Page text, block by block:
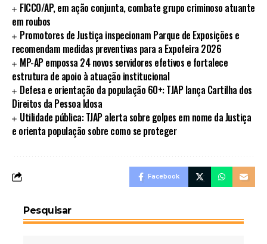
FICCO/AP, em ação conjunta, combate grupo criminoso atuante
em roubos
Promotores de Justiça inspecionam Parque de Exposições e
recomendam medidas preventivas para a Expofeira 2026
MP-AP empossa 24 novos servidores efetivos e fortalece
estrutura de apoio à atuação institucional
Defesa e orientação da população 60+: TJAP lança Cartilha dos
Direitos da Pessoa Idosa
Utilidade pública: TJAP alerta sobre golpes em nome da Justiça
e orienta população sobre como se proteger
Facebook
Pesquisar